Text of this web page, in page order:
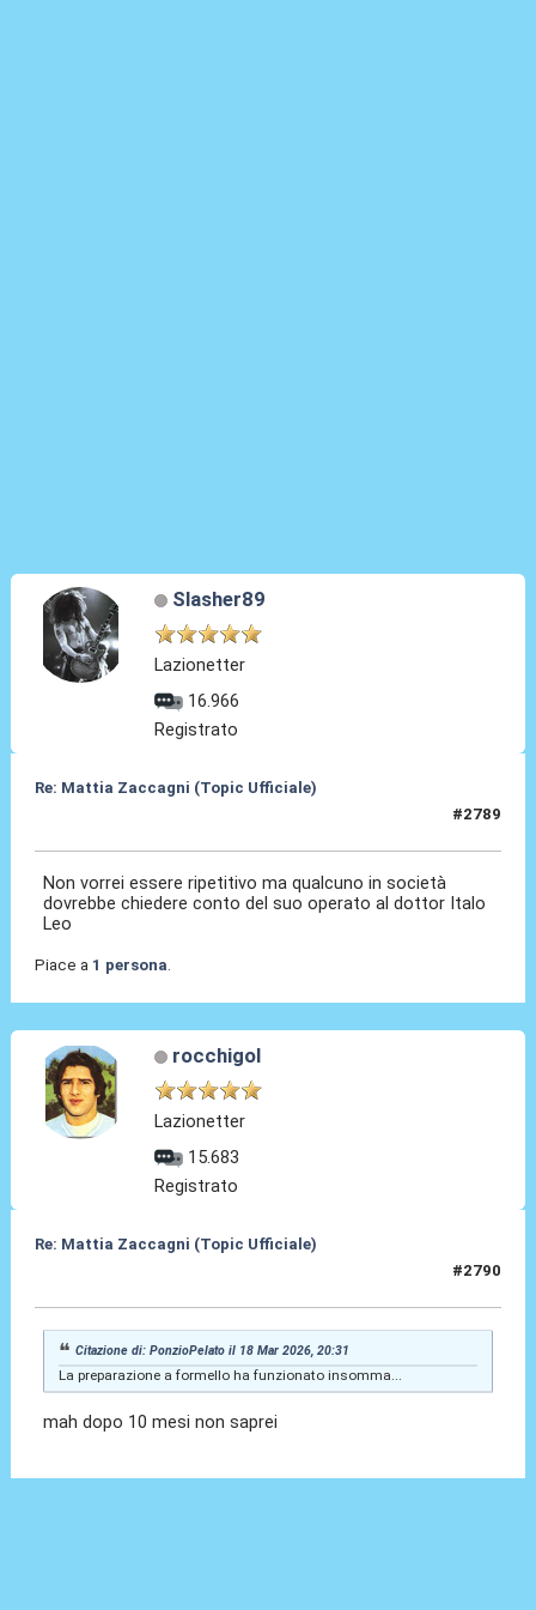
Slasher89
Lazionetter
16.966
Registrato
Re: Mattia Zaccagni (Topic Ufficiale)
#2789
Non vorrei essere ripetitivo ma qualcuno in società
dovrebbe chiedere conto del suo operato al dottor Italo
Leo
Piace a 1 persona.
rocchigol
Lazionetter
15.683
Registrato
Re: Mattia Zaccagni (Topic Ufficiale)
#2790
Citazione di: PonzioPelato il 18 Mar 2026, 20:31
La preparazione a formello ha funzionato insomma...
mah dopo 10 mesi non saprei